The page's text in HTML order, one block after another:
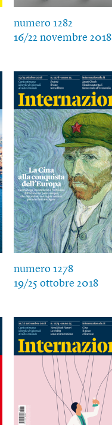
numero 1282
16/22 novembre 2018
numero 1278
19/25 ottobre 2018